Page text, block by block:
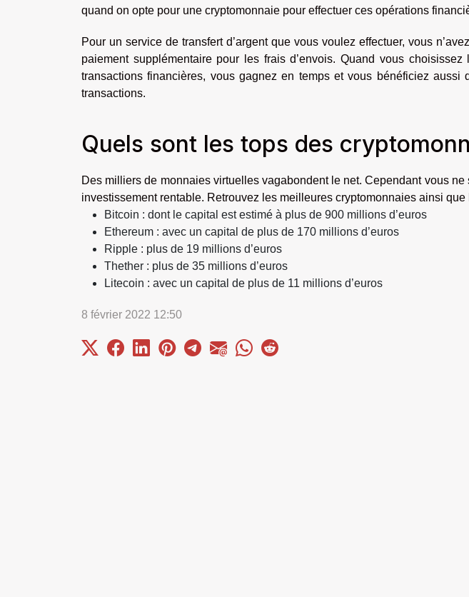
quand on opte pour une cryptomonnaie pour effectuer ces opérations
Pour un service de transfert d’argent que vous voulez effectuer, vous
paiement supplémentaire pour les frais d’envois. Quand vous
transactions financières, vous gagnez en temps et vous bénéficiez aussi
transactions.
Quels sont les tops des
Des milliers de monnaies virtuelles vagabondent le net. Cependant vous
investissement rentable. Retrouvez les meilleures cryptomonnaies ainsi
Bitcoin : dont le capital est estimé à plus de 900 millions d’euros
Ethereum : avec un capital de plus de 170 millions d’euros
Ripple : plus de 19 millions d’euros
Thether : plus de 35 millions d’euros
Litecoin : avec un capital de plus de 11 millions d’euros
8 février 2022 12:50